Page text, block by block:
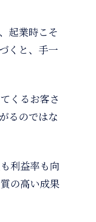
起業時こそ
くと、手一
くるお客さ
るのではな
利益率も向
の高い成果